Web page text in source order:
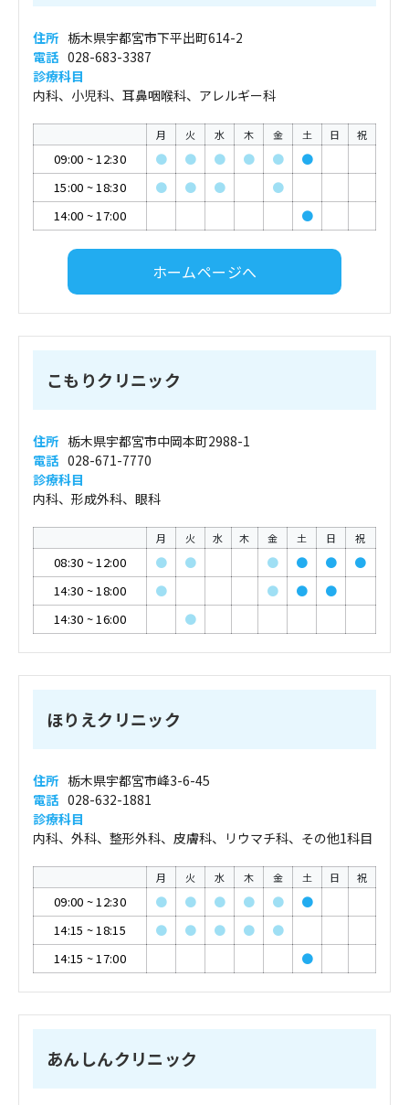
住所 栃木県宇都宮市下平出町614-2
電話 028-683-3387
診療科目
内科、小児科、耳鼻咽喉科、アレルギー科
月 火 水 木 金 土 日 祝
09:00 ~12:30 ● ● ● ● ●
●
15:00 ~18:30 ● ● ●
●
14:00 ~17:00 ●
ホームページへ
こもりクリニック
住所 栃木県宇都宮市中岡本町2988-1
電話 028-671-7770
診療科目
内科、形成外科、眼科
月 火 水 木 金 土 日 祝
08:30 ~12:00 ● ● ● ● ●
●
14:30 ~18:00 ● ● ●
●
14:30 ~16:00 ●
ほりえクリニック
住所 栃木県宇都宮市峰3-6-45
電話 028-632-1881
診療科目
内科、外科、整形外科、皮膚科、リウマチ科、その他1科目
月 火 水 木 金 土 日 祝
09:00 ~12:30 ● ● ● ● ●
●
14:15 ~18:15 ● ● ● ●
●
14:15 ~17:00 ●
あんしんクリニック